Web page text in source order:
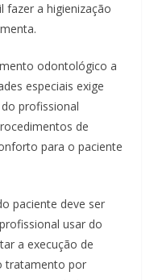
fazer a higienização
odontológico a
especiais exige
profissional
de
para o paciente
paciente deve ser
usar do
a execução de
tratamento por